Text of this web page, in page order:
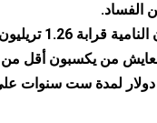
الفساد.
يكلف الفساد والرشوة والسرقة والتهرب الضريبي البلدان النامية قرابة 1.26 تريليون
معايش من يكسبون أقل من
1.25 دولار في اليوم، أو من يعيشون على أعلى من 1.25 دولار لمدة ست